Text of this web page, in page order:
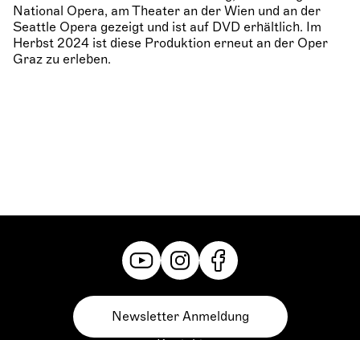
National Opera, am Theater an der Wien und an der
Seattle Opera gezeigt und ist auf DVD erhältlich. Im
Herbst 2024 ist diese Produktion erneut an der Oper
Graz zu erleben.
Newsletter Anmeldung